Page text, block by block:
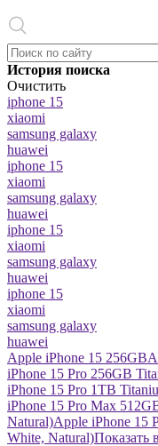
История поиска
Очистить
iphone 15
xiaomi
samsung galaxy
huawei
iphone 15
xiaomi
samsung galaxy
huawei
iphone 15
xiaomi
samsung galaxy
huawei
iphone 15
xiaomi
samsung galaxy
huawei
Apple iPhone 15 256GB
iPhone 15 Pro 256GB
iPhone 15 Pro 1TB
iPhone 15 Pro Max
Natural)Apple iPhone 15
White, Natural)Показать